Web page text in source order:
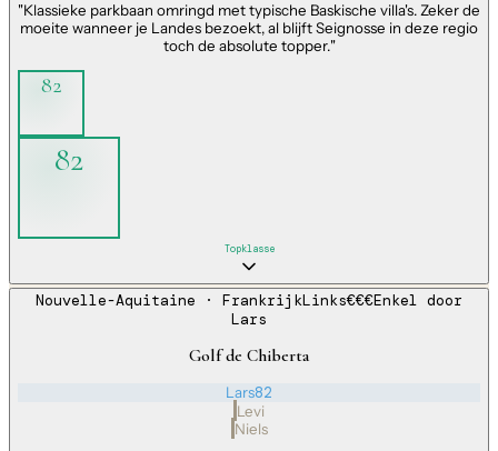
"Klassieke parkbaan omringd met typische Baskische villa's. Zeker de
moeite wanneer je Landes bezoekt, al blijft Seignosse in deze regio
toch de absolute topper."
82
82
Topklasse
Nouvelle-Aquitaine · FrankrijkLinks€€€Enkel door
Lars
Golf de Chiberta
Lars82
Levi
Niels